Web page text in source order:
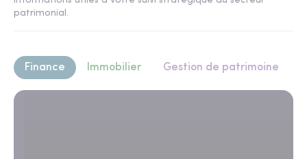
patrimonial.
Finance Immobilier Gestion de patrimoine